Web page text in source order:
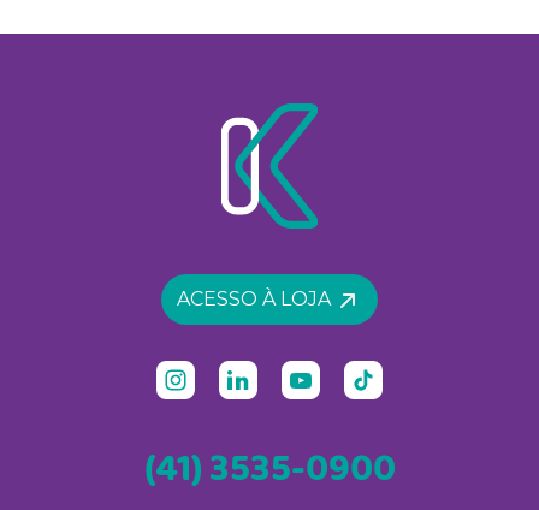
ACESSO À LOJA
(41) 3535-0900